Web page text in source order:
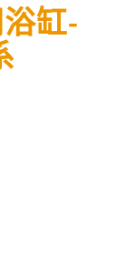
缸-